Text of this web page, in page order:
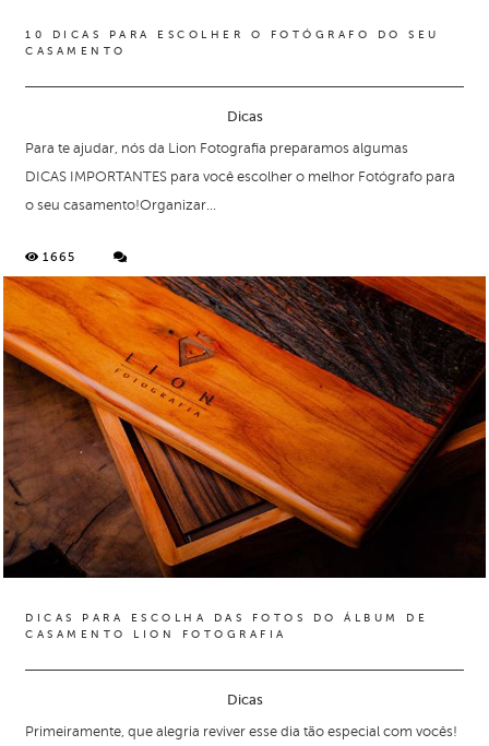
10 DICAS PARA ESCOLHER O FOTÓGRAFO DO SEU
CASAMENTO
Dicas
1665
Para te ajudar, nós da Lion Fotografia preparamos algumas
DICAS IMPORTANTES para você escolher o melhor Fotógrafo para
o seu casamento!Organizar...
DICAS PARA ESCOLHA DAS FOTOS DO ÁLBUM DE
CASAMENTO LION FOTOGRAFIA
Dicas
Primeiramente, que alegria reviver esse dia tão especial com vocês!